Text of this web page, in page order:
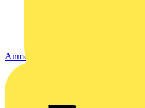
Anmelden